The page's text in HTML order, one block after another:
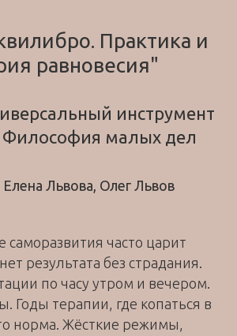
Практика и
равновесия"
инструмент
Философия малых дел
Львова, Олег Львов
саморазвития часто царит
результата без страдания.
по часу утром и вечером.
Годы терапии, где копаться в
норма. Жёсткие режимы,